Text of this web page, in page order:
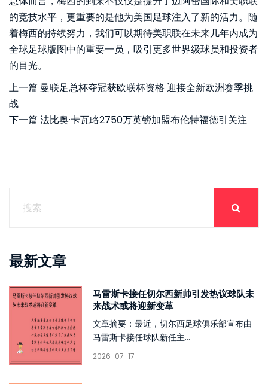
的竞技水平，更重要的是他为美国足球注入了新的活力。随
着梅西的持续努力，我们可以期待美职联在未来几年内成为
全球足球版图中的重要一员，吸引更多世界级球员和投资者
的目光。
上一篇 曼联足总杯夺冠获欧联杯资格 迎接全新欧洲赛季挑
战
下一篇 法比奥·卡瓦略2750万英镑加盟布伦特福德引关注
最新文章
马雷斯卡接任切尔西新帅引发热议球队未
来战术或将迎新变革
文章摘要：最近，切尔西足球俱乐部宣布由
马雷斯卡接任球队新任主...
2026-07-17